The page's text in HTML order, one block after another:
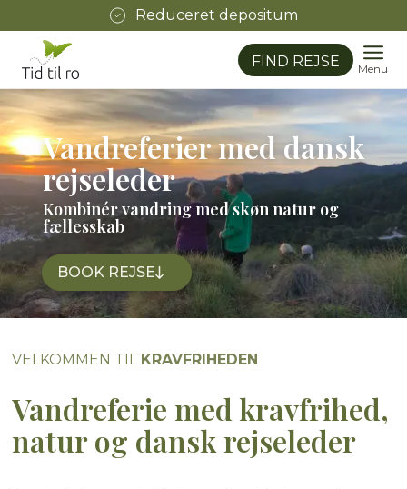
Reduceret depositum
FIND REJSE Menu
Vandreferier med dansk
rejseleder
Kombinér vandring med skøn natur og
fællesskab
BOOK REJSE
VELKOMMEN TIL KRAVFRIHEDEN
Vandreferie med kravfrihed,
natur og dansk rejseleder